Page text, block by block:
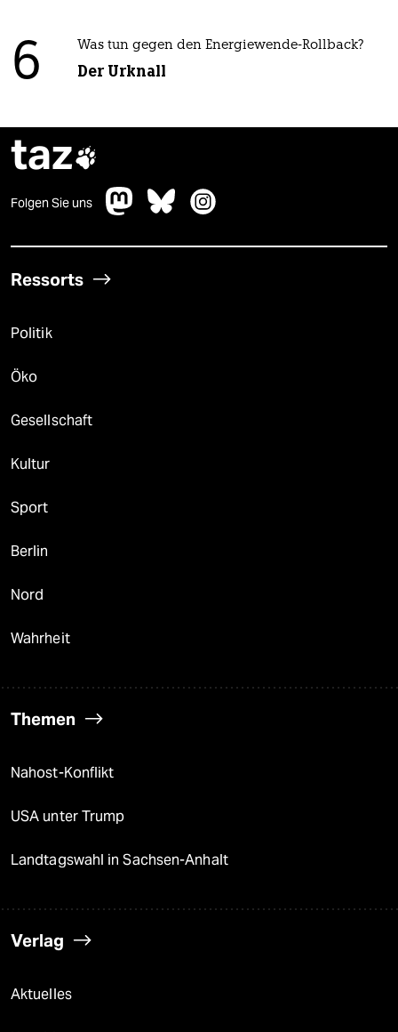
6 Was tun gegen den Energiewende-Rollback?
Der Urknall
taz
Folgen Sie uns
Ressorts
Politik
Öko
Gesellschaft
Kultur
Sport
Berlin
Nord
Wahrheit
Themen
Nahost-Konflikt
USA unter Trump
Landtagswahl in Sachsen-Anhalt
Verlag
Aktuelles